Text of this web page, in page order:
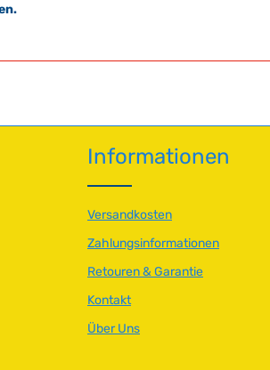
Informationen
Versandkosten
Zahlungsinformationen
Retouren & Garantie
Kontakt
Über Uns